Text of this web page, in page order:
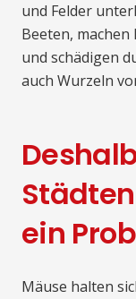
und Felder
Beeten,
und schädigen
auch Wurzeln
ein
Mäuse halten